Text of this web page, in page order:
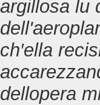
argillosa lu
ch′ella
dellopera